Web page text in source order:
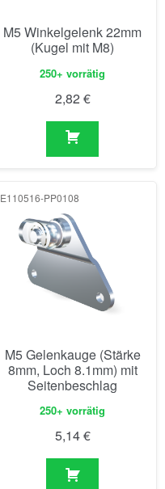
M5 Winkelgelenk 22mm
(Kugel mit M8)
250+ vorrätig
2,82 €
E110516-PP0108
M5 Gelenkauge (Stärke
8mm, Loch 8.1mm) mit
Seitenbeschlag
250+ vorrätig
5,14€